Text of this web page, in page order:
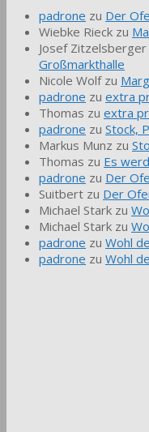
padrone zu Der
Wiebke Rieck zu
Josef Zitzelsberger
Großmarkthalle
Nicole Wolfzu
padrone zu extra
Thomas zu extra
padrone zu Stock,
Markus Munz zu
Thomas zu Es
padrone zu Der
Suitbert zu Der
Michael Stark zu
Michael Stark zu
padrone zu Wohl
padrone zu Wohl